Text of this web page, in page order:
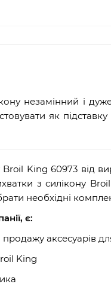
незамінний і
як
Broil King 60973 від
з силікону
необхідні
є:
продажу аксесуарів
King